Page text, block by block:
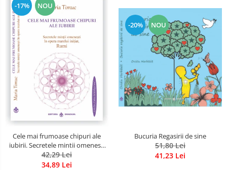
-17% NOU
Cele mai frumoase chipuri ale
iubirii. Secretele mintii omenesti
in opera marelui initiat, Rumi
42,29 Lei
34,89 Lei
-20% NOU
Bucuria Regasirii de sine
51,80 Lei
41,23 Lei